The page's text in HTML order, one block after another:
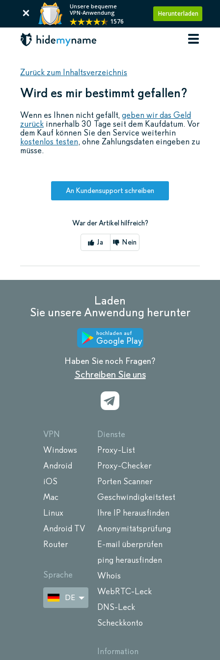
Unsere bequeme
VPN-Anwendung
1576
Herunterladen
Zurück zum Inhaltsverzeichnis
Wird es mir bestimmt gefallen?
Wenn es Ihnen nicht gefällt, geben wir das Geld
zurück innerhalb 30 Tage seit dem Kaufdatum. Vor
dem Kauf können Sie den Service weiterhin
kostenlos testen, ohne Zahlungsdaten eingeben zu
müsse.
An Kundensupport schreiben
War der Artikel hilfreich?
Ja Nein
Laden
Sie unsere Anwendung herunter
hochladen auf
Google Play
Haben Sie noch Fragen?
Schreiben Sie uns
VPN
Windows
Android
iOS
Mac
Linux
Android TV
Router
Sprache
DE
Dienste
Proxy-List
Proxy-Checker
Porten Scanner
Geschwindigkeitstest
Ihre IP herausfinden
Anonymitätsprüfung
E-mail überprüfen
ping herausfinden
Whois
WebRTC-Leck
DNS-Leck
Scheckkonto
Information